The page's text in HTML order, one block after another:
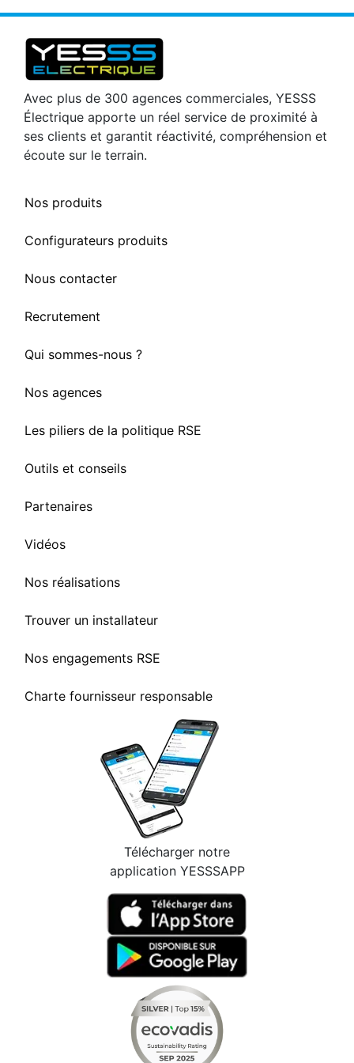
Avec plus de 300 agences commerciales, YESSS
Électrique apporte un réel service de proximité à
ses clients et garantit réactivité, compréhension et
écoute sur le terrain.
Nos produits
Configurateurs produits
Nous contacter
Recrutement
Qui sommes-nous ?
Nos agences
Les piliers de la politique RSE
Outils et conseils
Partenaires
Vidéos
Nos réalisations
Trouver un installateur
Nos engagements RSE
Charte fournisseur responsable
Télécharger notre
application YESSSAPP